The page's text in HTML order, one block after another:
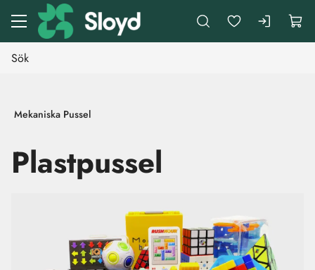
Gå till huvudinnehåll
Mekaniska Pussel
Plastpussel